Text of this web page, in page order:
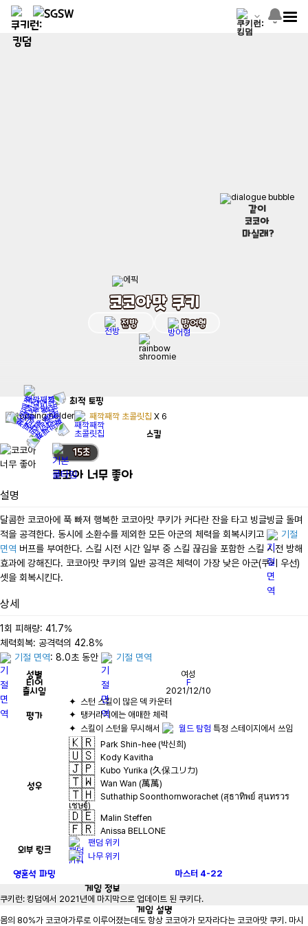
같이
코코아
마실래?
코코아맛 쿠키
전방 방어형
최적 토핑
째깍째깍 초콜릿칩 X 6
스킬
15초
코코아 너무 좋아
설명
달콤한 코코아에 푹 빠져 행복한 코코아맛 쿠키가 커다란 잔을 타고 빙글빙글 돌며
적을 공격한다. 동시에 소환수를 제외한 모든 아군의 체력을 회복시키고
기절
면역 버프를 부여한다. 스킬 시전 시간 일부 중 스킬 끊김을 포함한 스킬 시전 방해
효과에 강해진다. 코코아맛 쿠키의 일반 공격은 체력이 가장 낮은 아군(쿠키 우선)
셋을 회복시킨다.
상세
1회 피해량: 41.7%
기절 면역: 8.0초 동안 기절 면역
성별 여성
티어 F
출시일 2021/12/10
평가
✦  스킬이 스턴을 무시해서
월드 탐험
성우
🇰🇷 Park Shin-hee (박신희)
🇺🇸 Kody Kavitha
🇯🇵 Kubo Yurika (久保ユリカ)
🇹🇼 Wan Wan (萬萬)
🇹🇭 Suthathip Soonthornworachet (สุธาทิพย์ สุนทรวร
เชษฐ์)
🇩🇪 Malin Steffen
🇫🇷 Anissa BELLONE
외부 링크
팬덤 위키
나무 위키
영혼석 파밍 마스터 4-22
게임 정보
쿠키런: 킹덤에서 2021년에 마지막으로 업데이트 된 쿠키다.
게임 설명
몸의 80%가 코코아가루로 이루어졌는데도 항상 코코아가 모자라다는 코코아맛 쿠키. 마시